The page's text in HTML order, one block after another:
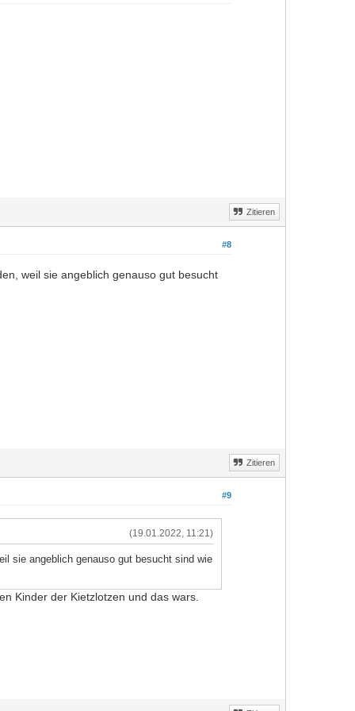
Zitieren
#8
weil sie angeblich genauso gut besucht
Zitieren
#9
(19.01.2022, 11:21)
sie angeblich genauso gut besucht sind wie
Kinder der Kietzlotzen und das wars.